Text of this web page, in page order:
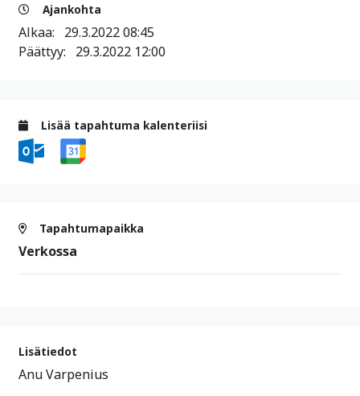
Ajankohta
Alkaa: 29.3.2022 08:45
Päättyy: 29.3.2022 12:00
Lisää tapahtuma kalenteriisi
Tapahtumapaikka
Verkossa
Lisätiedot
Anu Varpenius